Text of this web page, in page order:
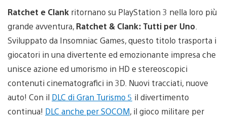
Ratchet e Clank ritornano su PlayStation 3 nella loro più
grande avventura, Ratchet & Clank: Tutti per Uno
Sviluppato da Insomniac Games, questo titolo trasporta i
giocatori in una divertente ed emozionante impresa che
unisce azione ed umorismo in HD e stereoscopici
contenuti cinematografici in 3D. Nuovi tracciati, nuove
auto! Con il DLC di Gran Turismo 5 il divertimento
continua! DLC anche per SOCOM, il gioco militare per